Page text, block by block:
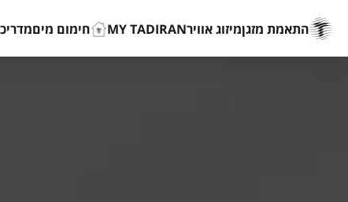
התאמת מזגןמיזוג אווירMY TADIRAN חימום מים